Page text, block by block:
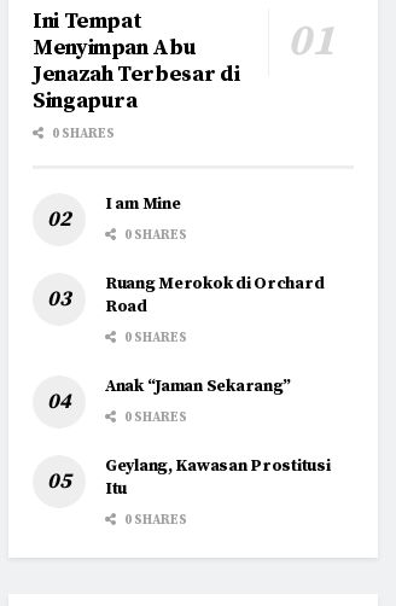
Ini Tempat
Menyimpan Abu
Jenazah Terbesar di
Singapura
0 SHARES
I am Mine
0 SHARES
Ruang Merokok di Orchard
Road
0 SHARES
Anak “Jaman Sekarang”
0 SHARES
Geylang, Kawasan Prostitusi
Itu
0 SHARES